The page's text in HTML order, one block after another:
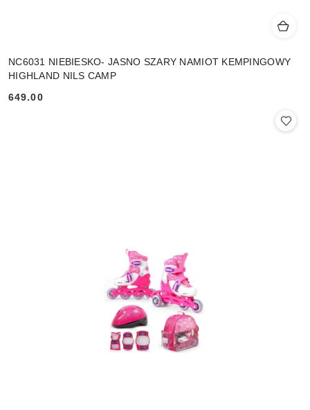
NC6031 NIEBIESKO- JASNO SZARY NAMIOT KEMPINGOWY
HIGHLAND NILS CAMP
Cena:
649.00